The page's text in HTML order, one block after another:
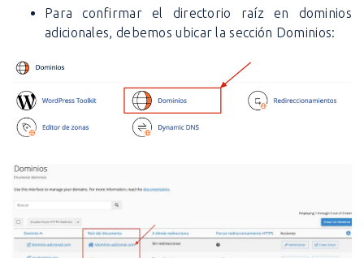
Para confirmar el directorio raíz en dominios
adicionales, debemos ubicar la sección Dominios: